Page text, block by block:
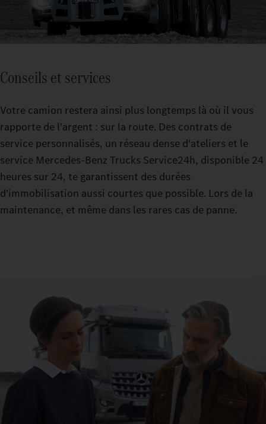
Conseils et services
Votre camion restera ainsi plus longtemps là où il vous
rapporte de l'argent : sur la route. Des contrats de
service personnalisés, un réseau dense d'ateliers et le
service Mercedes-Benz Trucks Service24h, disponible 24
heures sur 24, te garantissent des durées
d'immobilisation aussi courtes que possible. Lors de la
maintenance, et même dans les rares cas de panne.